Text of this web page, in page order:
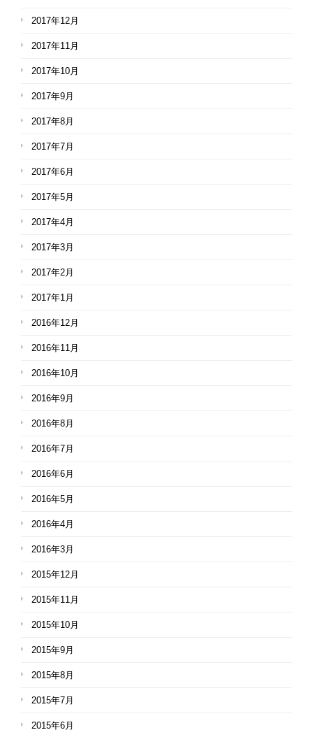
2017年12月
2017年11月
2017年10月
2017年9月
2017年8月
2017年7月
2017年6月
2017年5月
2017年4月
2017年3月
2017年2月
2017年1月
2016年12月
2016年11月
2016年10月
2016年9月
2016年8月
2016年7月
2016年6月
2016年5月
2016年4月
2016年3月
2015年12月
2015年11月
2015年10月
2015年9月
2015年8月
2015年7月
2015年6月